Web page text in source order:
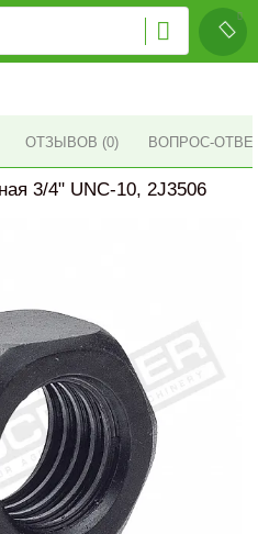
ОТЗЫВОВ (0) ВОПРОС-
3/4" UNC-10, 2J3506